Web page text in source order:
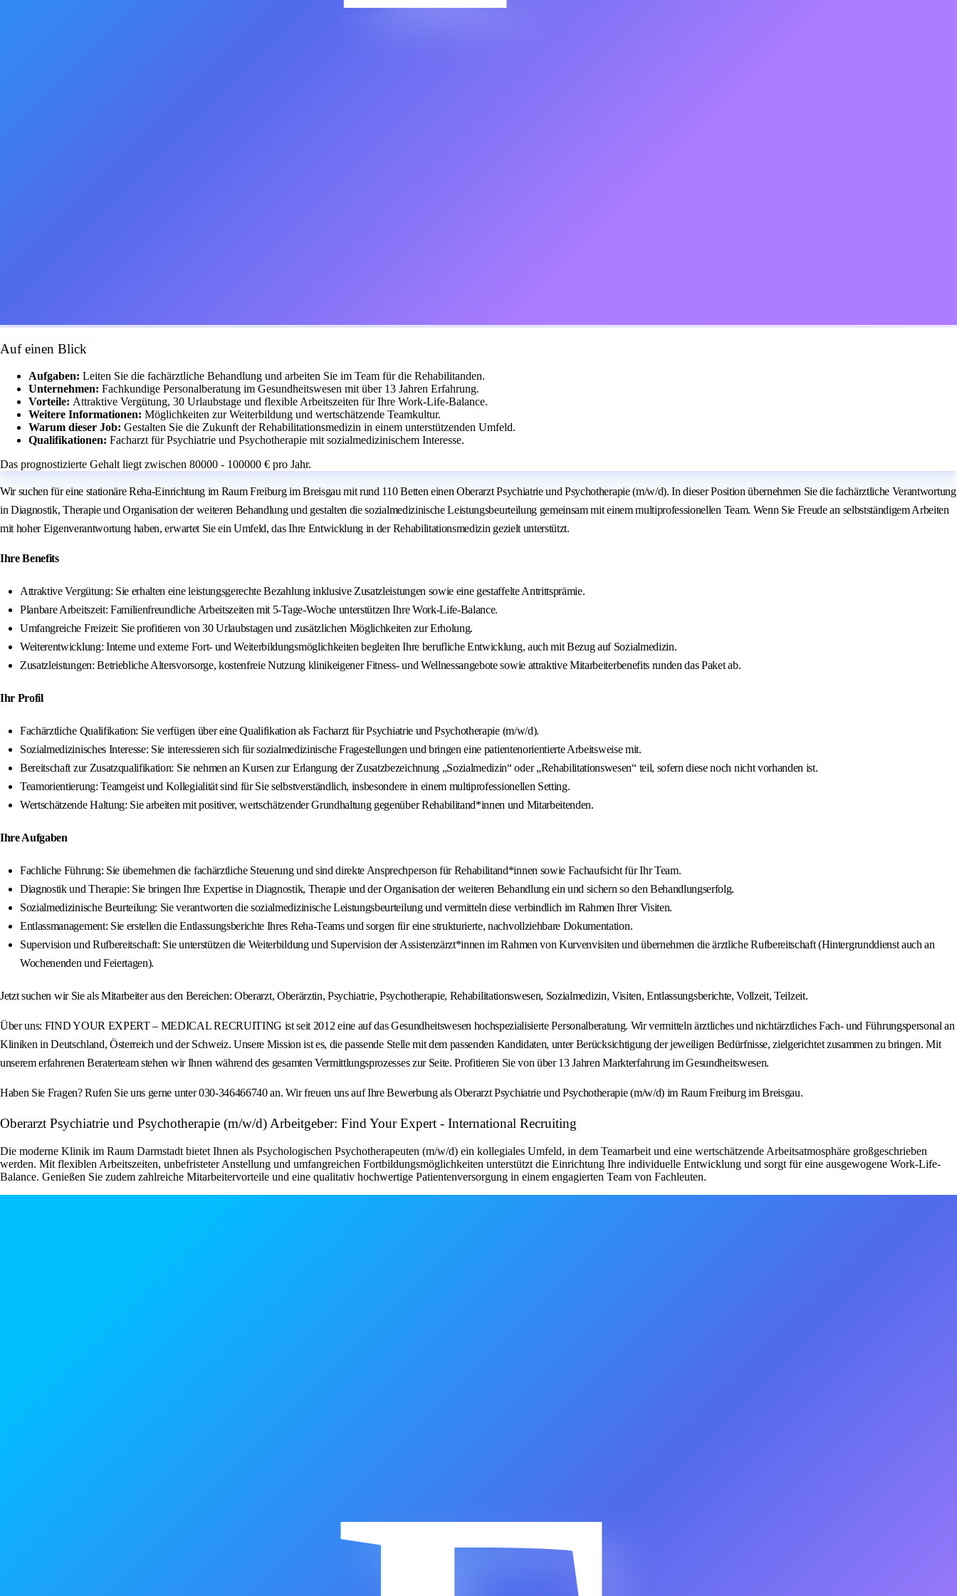
Auf einen Blick
Aufgaben: Leiten Sie die fachärztliche Behandlung und arbeiten Sie im Team für die Rehabilitanden.
Unternehmen: Fachkundige Personalberatung im Gesundheitswesen mit über 13 Jahren Erfahrung.
Vorteile: Attraktive Vergütung, 30 Urlaubstage und flexible Arbeitszeiten für Ihre Work-Life-Balance.
Weitere Informationen: Möglichkeiten zur Weiterbildung und wertschätzende Teamkultur.
Warum dieser Job: Gestalten Sie die Zukunft der Rehabilitationsmedizin in einem unterstützenden Umfeld.
Qualifikationen: Facharzt für Psychiatrie und Psychotherapie mit sozialmedizinischem Interesse.
Das prognostizierte Gehalt liegt zwischen 80000 - 100000 € pro Jahr.
Wir suchen für eine stationäre Reha-Einrichtung im Raum Freiburg im Breisgau mit rund 110 Betten einen Oberarzt Psychiatrie und Psychotherapie (m/w/d). In dieser Position übernehmen Sie die fachärztliche Verantwortung
in Diagnostik, Therapie und Organisation der weiteren Behandlung und gestalten die sozialmedizinische Leistungsbeurteilung gemeinsam mit einem multiprofessionellen Team. Wenn Sie Freude an selbstständigem Arbeiten
mit hoher Eigenverantwortung haben, erwartet Sie ein Umfeld, das Ihre Entwicklung in der Rehabilitationsmedizin gezielt unterstützt.
Ihre Benefits
Attraktive Vergütung: Sie erhalten eine leistungsgerechte Bezahlung inklusive Zusatzleistungen sowie eine gestaffelte Antrittsprämie.
Planbare Arbeitszeit: Familienfreundliche Arbeitszeiten mit 5-Tage-Woche unterstützen Ihre Work-Life-Balance.
Umfangreiche Freizeit: Sie profitieren von 30 Urlaubstagen und zusätzlichen Möglichkeiten zur Erholung.
Weiterentwicklung: Interne und externe Fort- und Weiterbildungsmöglichkeiten begleiten Ihre berufliche Entwicklung, auch mit Bezug auf Sozialmedizin.
Zusatzleistungen: Betriebliche Altersvorsorge, kostenfreie Nutzung klinikeigener Fitness- und Wellnessangebote sowie attraktive Mitarbeiterbenefits runden das Paket ab.
Ihr Profil
Fachärztliche Qualifikation: Sie verfügen über eine Qualifikation als Facharzt für Psychiatrie und Psychotherapie (m/w/d).
Sozialmedizinisches Interesse: Sie interessieren sich für sozialmedizinische Fragestellungen und bringen eine patientenorientierte Arbeitsweise mit.
Bereitschaft zur Zusatzqualifikation: Sie nehmen an Kursen zur Erlangung der Zusatzbezeichnung „Sozialmedizin“ oder „Rehabilitationswesen“ teil, sofern diese noch nicht vorhanden ist.
Teamorientierung: Teamgeist und Kollegialität sind für Sie selbstverständlich, insbesondere in einem multiprofessionellen Setting.
Wertschätzende Haltung: Sie arbeiten mit positiver, wertschätzender Grundhaltung gegenüber Rehabilitand*innen und Mitarbeitenden.
Ihre Aufgaben
Fachliche Führung: Sie übernehmen die fachärztliche Steuerung und sind direkte Ansprechperson für Rehabilitand*innen sowie Fachaufsicht für Ihr Team.
Diagnostik und Therapie: Sie bringen Ihre Expertise in Diagnostik, Therapie und der Organisation der weiteren Behandlung ein und sichern so den Behandlungserfolg.
Sozialmedizinische Beurteilung: Sie verantworten die sozialmedizinische Leistungsbeurteilung und vermitteln diese verbindlich im Rahmen Ihrer Visiten.
Entlassmanagement: Sie erstellen die Entlassungsberichte Ihres Reha-Teams und sorgen für eine strukturierte, nachvollziehbare Dokumentation.
Supervision und Rufbereitschaft: Sie unterstützen die Weiterbildung und Supervision der Assistenzärzt*innen im Rahmen von Kurvenvisiten und übernehmen die ärztliche Rufbereitschaft (Hintergrunddienst auch an
Wochenenden und Feiertagen).
Jetzt suchen wir Sie als Mitarbeiter aus den Bereichen: Oberarzt, Oberärztin, Psychiatrie, Psychotherapie, Rehabilitationswesen, Sozialmedizin, Visiten, Entlassungsberichte, Vollzeit, Teilzeit.
Über uns: FIND YOUR EXPERT – MEDICAL RECRUITING ist seit 2012 eine auf das Gesundheitswesen hochspezialisierte Personalberatung. Wir vermitteln ärztliches und nichtärztliches Fach- und Führungspersonal an
Kliniken in Deutschland, Österreich und der Schweiz. Unsere Mission ist es, die passende Stelle mit dem passenden Kandidaten, unter Berücksichtigung der jeweiligen Bedürfnisse, zielgerichtet zusammen zu bringen. Mit
unserem erfahrenen Beraterteam stehen wir Ihnen während des gesamten Vermittlungsprozesses zur Seite. Profitieren Sie von über 13 Jahren Markterfahrung im Gesundheitswesen.
Haben Sie Fragen? Rufen Sie uns gerne unter 030-346466740 an. Wir freuen uns auf Ihre Bewerbung als Oberarzt Psychiatrie und Psychotherapie (m/w/d) im Raum Freiburg im Breisgau.
Oberarzt Psychiatrie und Psychotherapie (m/w/d) Arbeitgeber: Find Your Expert - International Recruiting
Die moderne Klinik im Raum Darmstadt bietet Ihnen als Psychologischen Psychotherapeuten (m/w/d) ein kollegiales Umfeld, in dem Teamarbeit und eine wertschätzende Arbeitsatmosphäre großgeschrieben
werden. Mit flexiblen Arbeitszeiten, unbefristeter Anstellung und umfangreichen Fortbildungsmöglichkeiten unterstützt die Einrichtung Ihre individuelle Entwicklung und sorgt für eine ausgewogene Work-Life-
Balance. Genießen Sie zudem zahlreiche Mitarbeitervorteile und eine qualitativ hochwertige Patientenversorgung in einem engagierten Team von Fachleuten.